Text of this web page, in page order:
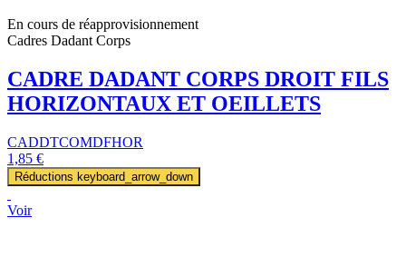
En cours de réapprovisionnement
Cadres Dadant Corps
CADRE DADANT CORPS DROIT FILS
HORIZONTAUX ET OEILLETS
CADDTCOMDFHOR
1,85 €
Réductions keyboard_arrow_down
Voir